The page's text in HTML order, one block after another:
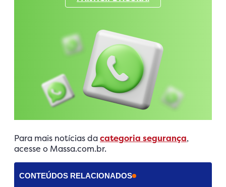
Para mais notícias dacategoria segurança,
acesse o Massa.com.br.
CONTEÚDOS RELACIONADOS